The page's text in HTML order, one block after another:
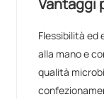
Flessibilità
alla mano e
qualità